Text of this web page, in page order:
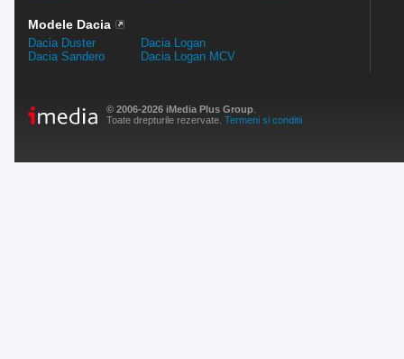
Modele Dacia
Dacia Duster
Dacia Sandero
Dacia Logan
Dacia Logan MCV
© 2006-2026 iMedia Plus Group
Toate drepturile rezervate. Termeni si conditii